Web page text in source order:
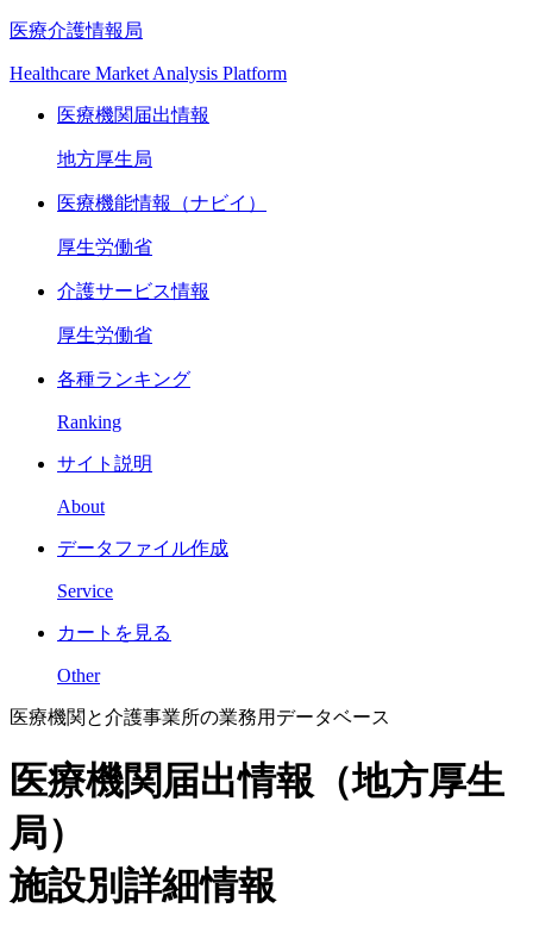
医療介護情報局
Healthcare Market Analysis Platform
医療機関届出情報
地方厚生局
医療機能情報（ナビイ）
厚生労働省
介護サービス情報
厚生労働省
各種ランキング
Ranking
サイト説明
About
データファイル作成
Service
カートを見る
Other
医療機関と介護事業所の業務用データベース
医療機関届出情報（地方厚生
局）
施設別詳細情報